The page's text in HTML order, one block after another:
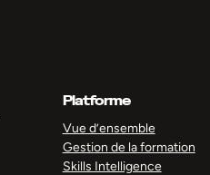
Platforme
Vue d’ensemble
Gestion de la formation
Skills Intelligence